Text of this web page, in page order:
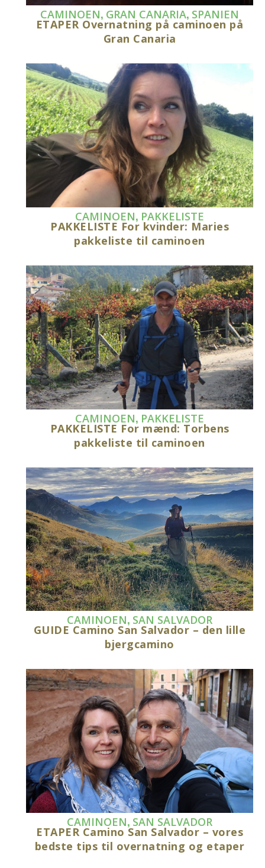
CAMINOEN, GRAN CANARIA, SPANIEN
ETAPER Overnatning på caminoen på
Gran Canaria
CAMINOEN, PAKKELISTE
PAKKELISTE For kvinder: Maries
pakkeliste til caminoen
CAMINOEN, PAKKELISTE
PAKKELISTE For mænd: Torbens
pakkeliste til caminoen
CAMINOEN, SAN SALVADOR
GUIDE Camino San Salvador – den lille
bjergcamino
CAMINOEN, SAN SALVADOR
ETAPER Camino San Salvador – vores
bedste tips til overnatning og etaper